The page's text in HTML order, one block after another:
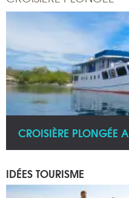
CROISIÈRE PLONGÉE
IDÉES TOURISME